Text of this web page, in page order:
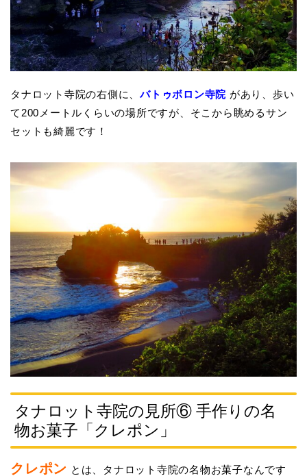
タナロット寺院の右側に、バトゥボロン寺院 があり、歩い
て200メートルくらいの場所ですが、そこから眺めるサン
セットも綺麗です！
タナロット寺院の見所⑥ 手作りの名
物お菓子「クレポン」
クレポン とは、タナロット寺院の名物お菓子なんです